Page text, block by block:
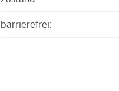
barrierefrei: